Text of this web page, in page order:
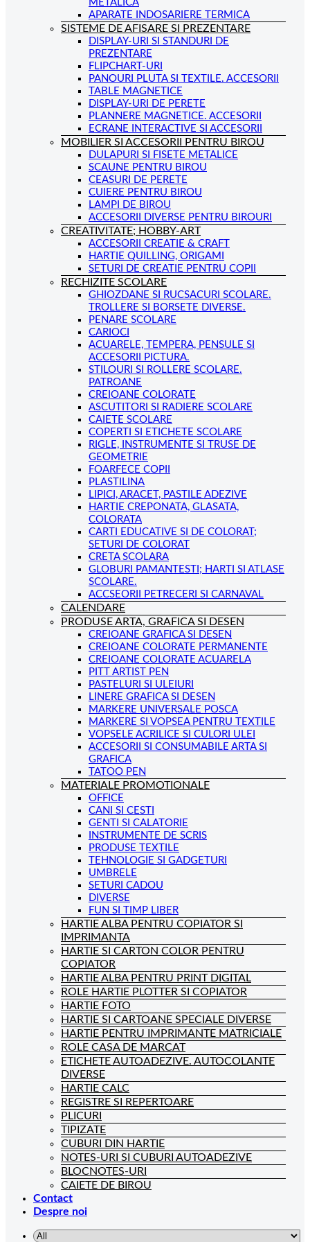
METALICA
APARATE INDOSARIERE TERMICA
SISTEME DE AFISARE SI PREZENTARE
DISPLAY-URI SI STANDURI DE
PREZENTARE
FLIPCHART-URI
PANOURI PLUTA SI TEXTILE. ACCESORII
TABLE MAGNETICE
DISPLAY-URI DE PERETE
PLANNERE MAGNETICE. ACCESORII
ECRANE INTERACTIVE SI ACCESORII
MOBILIER SI ACCESORII PENTRU BIROU
DULAPURI SI FISETE METALICE
SCAUNE PENTRU BIROU
CEASURI DE PERETE
CUIERE PENTRU BIROU
LAMPI DE BIROU
ACCESORII DIVERSE PENTRU BIROURI
CREATIVITATE; HOBBY-ART
ACCESORII CREATIE & CRAFT
HARTIE QUILLING, ORIGAMI
SETURI DE CREATIE PENTRU COPII
RECHIZITE SCOLARE
GHIOZDANE SI RUCSACURI SCOLARE.
TROLLERE SI BORSETE DIVERSE.
PENARE SCOLARE
CARIOCI
ACUARELE, TEMPERA, PENSULE SI
ACCESORII PICTURA.
STILOURI SI ROLLERE SCOLARE.
PATROANE
CREIOANE COLORATE
ASCUTITORI SI RADIERE SCOLARE
CAIETE SCOLARE
COPERTI SI ETICHETE SCOLARE
RIGLE, INSTRUMENTE SI TRUSE DE
GEOMETRIE
FOARFECE COPII
PLASTILINA
LIPICI, ARACET, PASTILE ADEZIVE
HARTIE CREPONATA, GLASATA,
COLORATA
CARTI EDUCATIVE SI DE COLORAT;
SETURI DE COLORAT
CRETA SCOLARA
GLOBURI PAMANTESTI; HARTI SI ATLASE
SCOLARE.
ACCSEORII PETRECERI SI CARNAVAL
CALENDARE
PRODUSE ARTA, GRAFICA SI DESEN
CREIOANE GRAFICA SI DESEN
CREIOANE COLORATE PERMANENTE
CREIOANE COLORATE ACUARELA
PITT ARTIST PEN
PASTELURI SI ULEIURI
LINERE GRAFICA SI DESEN
MARKERE UNIVERSALE POSCA
MARKERE SI VOPSEA PENTRU TEXTILE
VOPSELE ACRILICE SI CULORI ULEI
ACCESORII SI CONSUMABILE ARTA SI
GRAFICA
TATOO PEN
MATERIALE PROMOTIONALE
OFFICE
CANI SI CESTI
GENTI SI CALATORIE
INSTRUMENTE DE SCRIS
PRODUSE TEXTILE
TEHNOLOGIE SI GADGETURI
UMBRELE
SETURI CADOU
DIVERSE
FUN SI TIMP LIBER
HARTIE ALBA PENTRU COPIATOR SI
IMPRIMANTA
HARTIE SI CARTON COLOR PENTRU
COPIATOR
HARTIE ALBA PENTRU PRINT DIGITAL
ROLE HARTIE PLOTTER SI COPIATOR
HARTIE FOTO
HARTIE SI CARTOANE SPECIALE DIVERSE
HARTIE PENTRU IMPRIMANTE MATRICIALE
ROLE CASA DE MARCAT
ETICHETE AUTOADEZIVE. AUTOCOLANTE
DIVERSE
HARTIE CALC
REGISTRE SI REPERTOARE
PLICURI
TIPIZATE
CUBURI DIN HARTIE
NOTES-URI SI CUBURI AUTOADEZIVE
BLOCNOTES-URI
CAIETE DE BIROU
Contact
Despre noi